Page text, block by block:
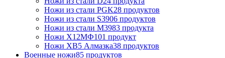
Ножи из стали PGK28 продуктов
Ножи из стали S3906 продуктов
Ножи из стали М3983 продукта
Ножи Х12МФ101 продукт
Ножи ХВ5 Алмазка38 продуктов
Военные ножи85 продуктов